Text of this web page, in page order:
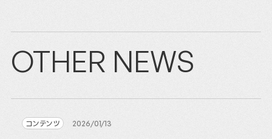
OTHER NEWS
コンテンツ 2026/01/13